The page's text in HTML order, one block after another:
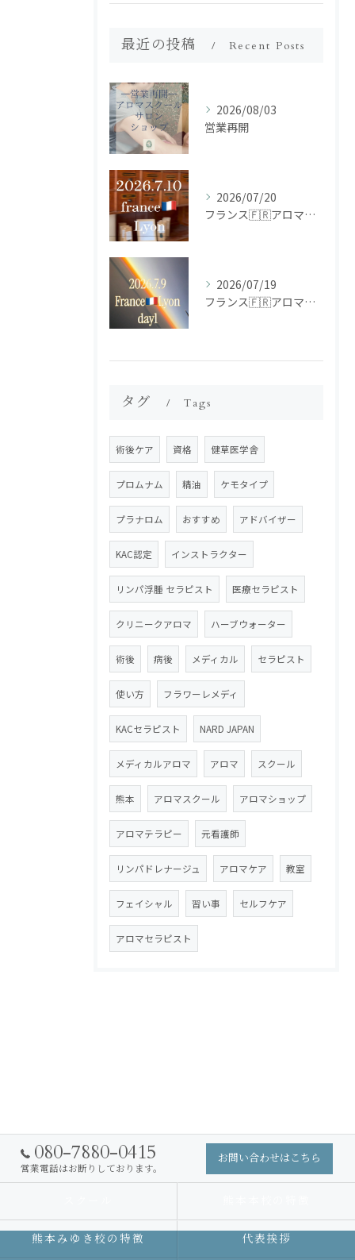
最近の投稿 Recent Posts
2026/08/03
営業再開
2026/07/20
フランス🇫🇷アロマ研修ツアー𝗱𝗮𝘆𝟮
2026/07/19
フランス🇫🇷アロマ研修ツアー𝗱𝗮𝘆𝟭
タグ Tags
術後ケア 資格 健草医学舎
プロムナム 精油 ケモタイプ
プラナロム おすすめ アドバイザー
KAC認定 インストラクター
リンパ浮腫 セラピスト 医療セラピスト
クリニークアロマ ハーブウォーター
術後 病後 メディカル セラピスト
使い方 フラワーレメディ
KACセラピスト NARD JAPAN
メディカルアロマ アロマ スクール
熊本 アロマスクール アロマショップ
アロマテラピー 元看護師
リンパドレナージュ アロマケア 教室
フェイシャル 習い事 セルフケア
アロマセラピスト
080-7880-0415
営業電話はお断りしております。
お問い合わせはこちら
熊本みゆき校の特徴 代表挨拶